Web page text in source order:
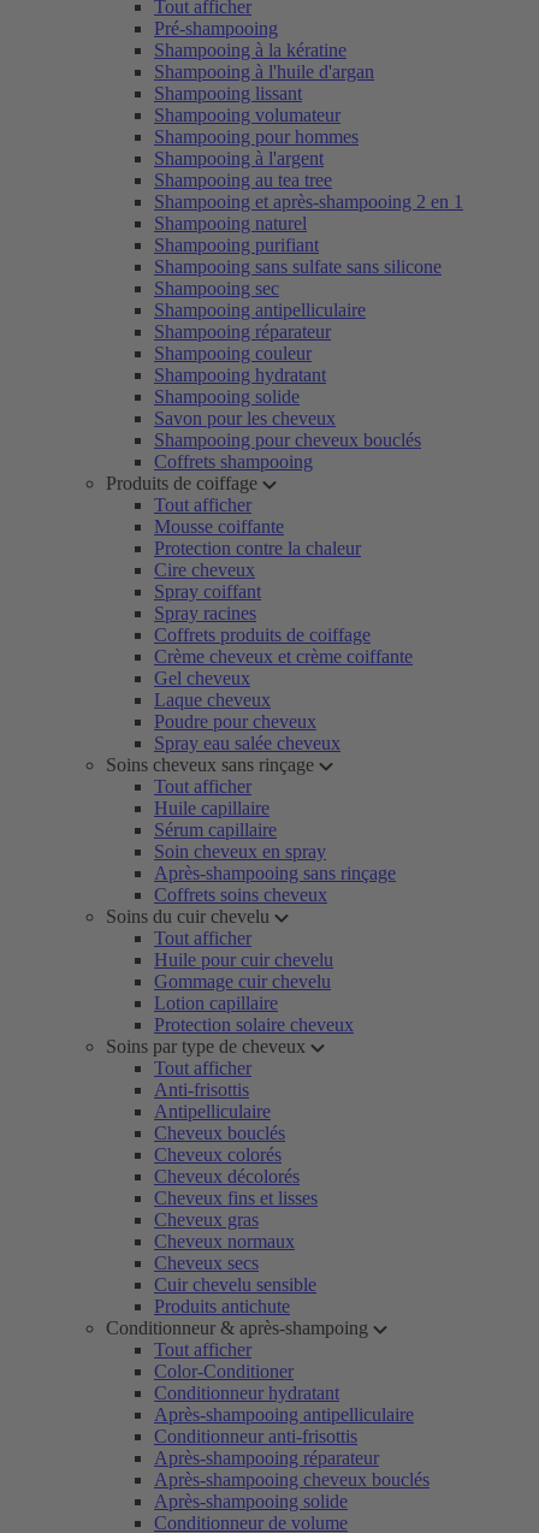
Tout afficher
Pré-shampooing
Shampooing à la kératine
Shampooing à l'huile d'argan
Shampooing lissant
Shampooing volumateur
Shampooing pour hommes
Shampooing à l'argent
Shampooing au tea tree
Shampooing et après-shampooing 2 en 1
Shampooing naturel
Shampooing purifiant
Shampooing sans sulfate sans silicone
Shampooing sec
Shampooing antipelliculaire
Shampooing réparateur
Shampooing couleur
Shampooing hydratant
Shampooing solide
Savon pour les cheveux
Shampooing pour cheveux bouclés
Coffrets shampooing
Produits de coiffage
Tout afficher
Mousse coiffante
Protection contre la chaleur
Cire cheveux
Spray coiffant
Spray racines
Coffrets produits de coiffage
Crème cheveux et crème coiffante
Gel cheveux
Laque cheveux
Poudre pour cheveux
Spray eau salée cheveux
Soins cheveux sans rinçage
Tout afficher
Huile capillaire
Sérum capillaire
Soin cheveux en spray
Après-shampooing sans rinçage
Coffrets soins cheveux
Soins du cuir chevelu
Tout afficher
Huile pour cuir chevelu
Gommage cuir chevelu
Lotion capillaire
Protection solaire cheveux
Soins par type de cheveux
Tout afficher
Anti-frisottis
Antipelliculaire
Cheveux bouclés
Cheveux colorés
Cheveux décolorés
Cheveux fins et lisses
Cheveux gras
Cheveux normaux
Cheveux secs
Cuir chevelu sensible
Produits antichute
Conditionneur & après-shampoing
Tout afficher
Color-Conditioner
Conditionneur hydratant
Après-shampooing antipelliculaire
Conditionneur anti-frisottis
Après-shampooing réparateur
Après-shampooing cheveux bouclés
Après-shampooing solide
Conditionneur de volume